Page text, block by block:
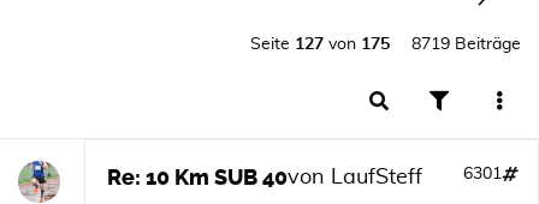
Seite 127 von 175 8719 Beiträge
Re: 10 Km SUB 40 6301
von LaufSteff